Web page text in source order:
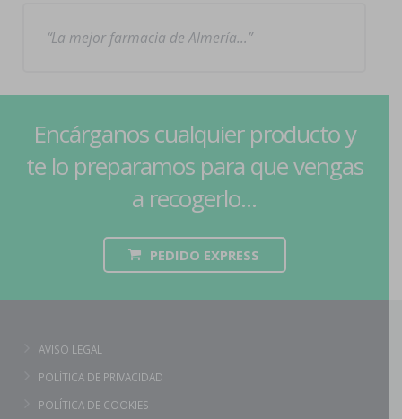
La mejor farmacia de Almería…
Encárganos cualquier producto y
te lo preparamos para que vengas
a recogerlo...
PEDIDO EXPRESS
AVISO LEGAL
POLÍTICA DE PRIVACIDAD
POLÍTICA DE COOKIES